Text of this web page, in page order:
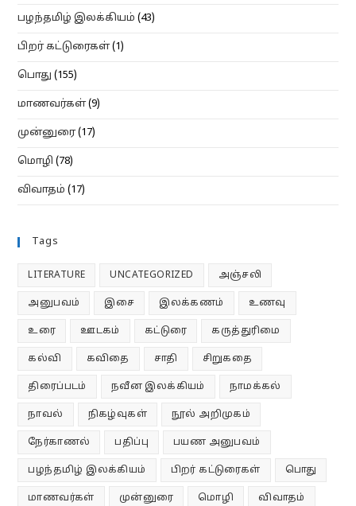
பழந்தமிழ் இலக்கியம் (43)
பிறர் கட்டுரைகள்(1)
பொது (155)
மாணவர்கள்(9)
முன்னுரை(17)
மொழி (78)
விவாதம் (17)
Tags
LITERATURE UNCATEGORIZED அஞ்சலி
அனுபவம் இசை இலக்கணம் உணவு
உரை ஊடகம் கட்டுரை கருத்துரிமை
கல்வி கவிதை சாதி சிறுகதை
திரைப்படம் நவீன இலக்கியம் நாமக்கல்
நாவல் நிகழ்வுகள் நூல் அறிமுகம்
நேர்காணல் பதிப்பு பயண அனுபவம்
பழந்தமிழ் இலக்கியம் பிறர் கட்டுரைகள் பொது
மாணவர்கள் முன்னுரை மொழி விவாதம்